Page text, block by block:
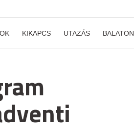
KIKAPCS UTAZÁS BALATON